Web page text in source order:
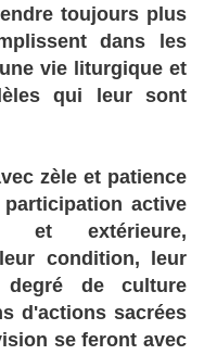
toujours plus
dans les
vie liturgique et
qui leur sont
zèle et patience
active
et extérieure,
condition, leur
de culture
d'actions sacrées
se feront avec